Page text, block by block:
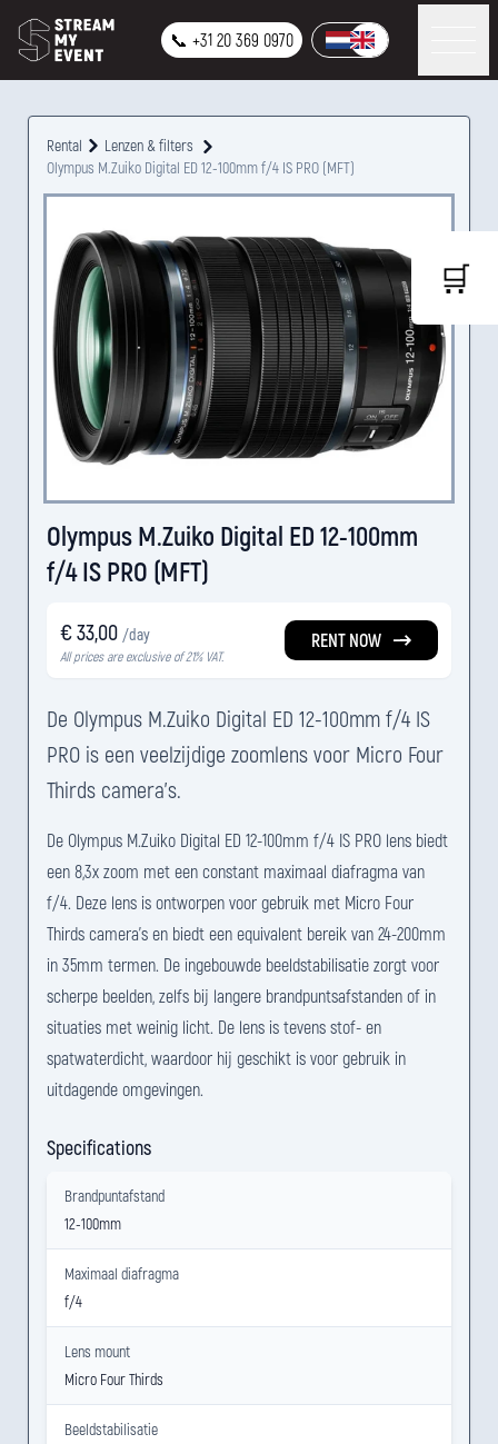
📞 +31 20 369 0970
Rental
Lenzen & filters
Olympus M.Zuiko Digital ED 12-100mm f/4 IS PRO (MFT)
Olympus M.Zuiko Digital ED 12-100mm
f/4 IS PRO (MFT)
€ 33,00 /day
All prices are exclusive of 21% VAT.
RENT NOW
De Olympus M.Zuiko Digital ED 12-100mm f/4 IS
PRO is een veelzijdige zoomlens voor Micro Four
Thirds camera's.
De Olympus M.Zuiko Digital ED 12-100mm f/4 IS PRO lens biedt
een 8,3x zoom met een constant maximaal diafragma van
f/4. Deze lens is ontworpen voor gebruik met Micro Four
Thirds camera's en biedt een equivalent bereik van 24-200mm
in 35mm termen. De ingebouwde beeldstabilisatie zorgt voor
scherpe beelden, zelfs bij langere brandpuntsafstanden of in
situaties met weinig licht. De lens is tevens stof- en
spatwaterdicht, waardoor hij geschikt is voor gebruik in
uitdagende omgevingen.
Specifications
Brandpuntafstand
12-100mm
Maximaal diafragma
f/4
Lens mount
Micro Four Thirds
Beeldstabilisatie
🛒